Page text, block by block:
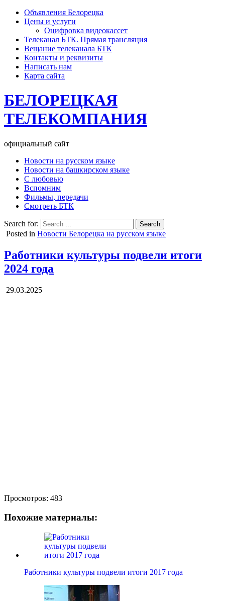
Объявления Белорецка
Цены и услуги
Оцифровка видеокассет
Телеканал БТК. Прямая трансляция
Вещание телеканала БТК
Контакты и реквизиты
Написать нам
Карта сайта
БЕЛОРЕЦКАЯ
ТЕЛЕКОМПАНИЯ
официальный сайт
Новости на русском языке
Новости на башкирском языке
С любовью
Вспомним
Фильмы, передачи
Смотреть БТК
Search for:
Posted in Новости Белорецка на русском языке
Работники культуры подвели итоги
2024 года
29.03.2025
Просмотров: 483
Похожие материалы:
Работники культуры подвели итоги 2017 года